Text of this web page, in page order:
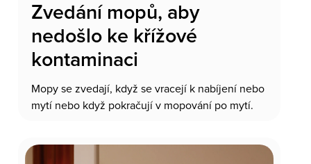
Zvedání mopů, aby
nedošlo ke křížové
kontaminaci
Mopy se zvedají, když se vracejí k nabíjení nebo
mytí nebo když pokračují v mopování po mytí.